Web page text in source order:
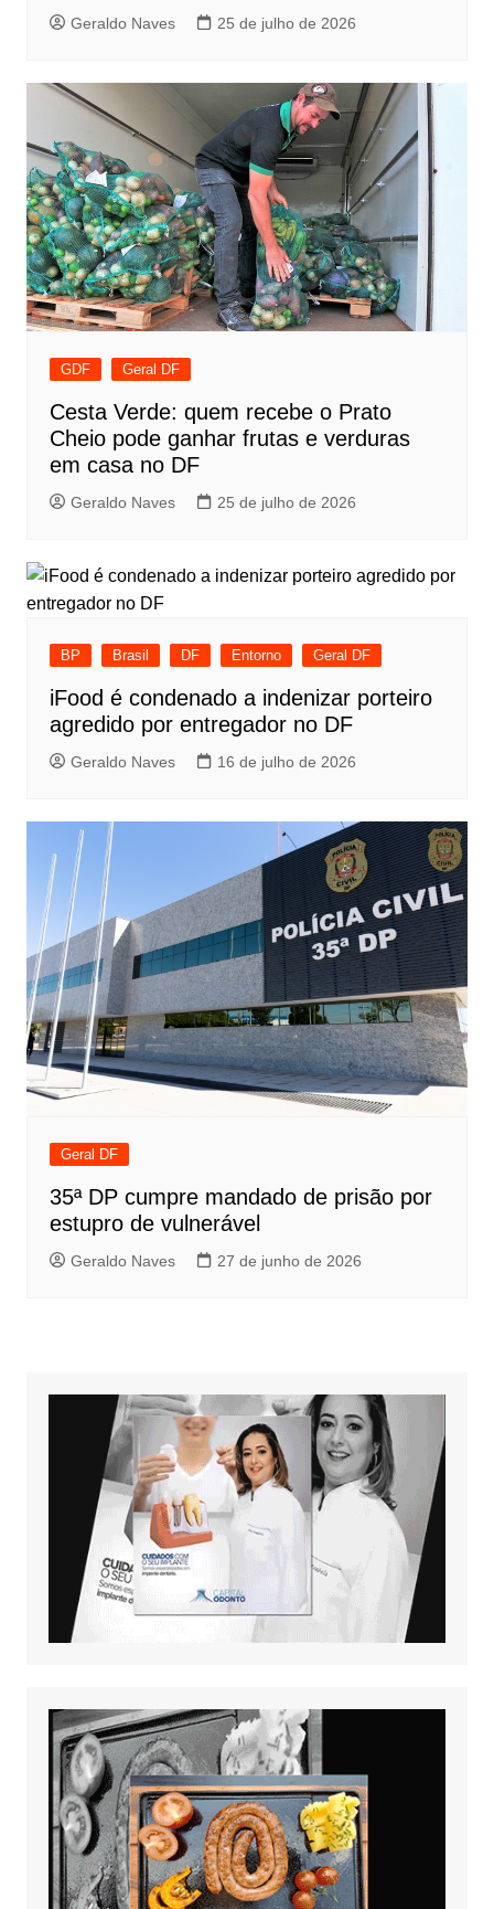
Geraldo Naves 25 de julho de 2026
GDF Geral DF
Cesta Verde: quem recebe o Prato
Cheio pode ganhar frutas e verduras
em casa no DF
Geraldo Naves 25 de julho de 2026
BP Brasil DF Entorno Geral DF
iFood é condenado a indenizar porteiro
agredido por entregador no DF
Geraldo Naves 16 de julho de 2026
Geral DF
35ª DP cumpre mandado de prisão por
estupro de vulnerável
Geraldo Naves 27 de junho de 2026